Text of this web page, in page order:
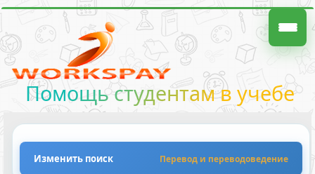
Помощь студентам в учебе
Изменить поиск Перевод и переводоведение